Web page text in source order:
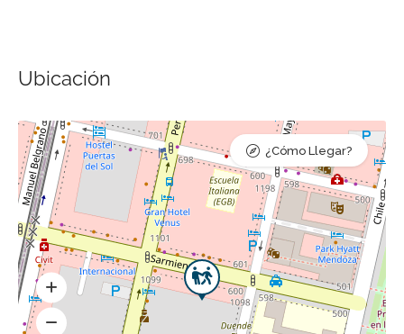
Ubicación
¿Cómo Llegar?